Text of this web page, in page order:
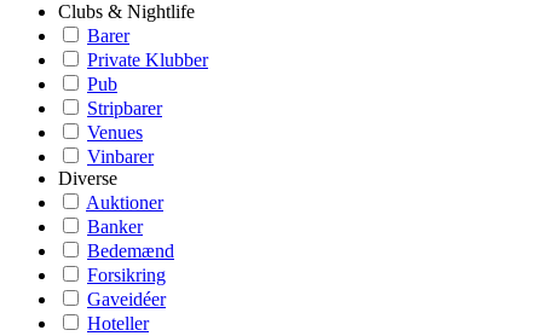
Clubs & Nightlife
Barer
Private Klubber
Pub
Stripbarer
Venues
Vinbarer
Diverse
Auktioner
Banker
Bedemænd
Forsikring
Gaveidéer
Hoteller